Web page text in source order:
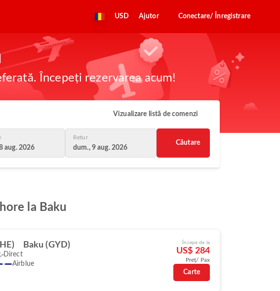
USD Ajutor Conectare/ Înregistrare
Începeți rezervarea acum!
Vizualizare listă de comenzi
aug. 2026
Retur
dum., 9 aug. 2026
Căutare
la Baku
Baku (GYD)
Direct
Airblue
Începe de la
US$ 284
Preț/ Pax
Carte